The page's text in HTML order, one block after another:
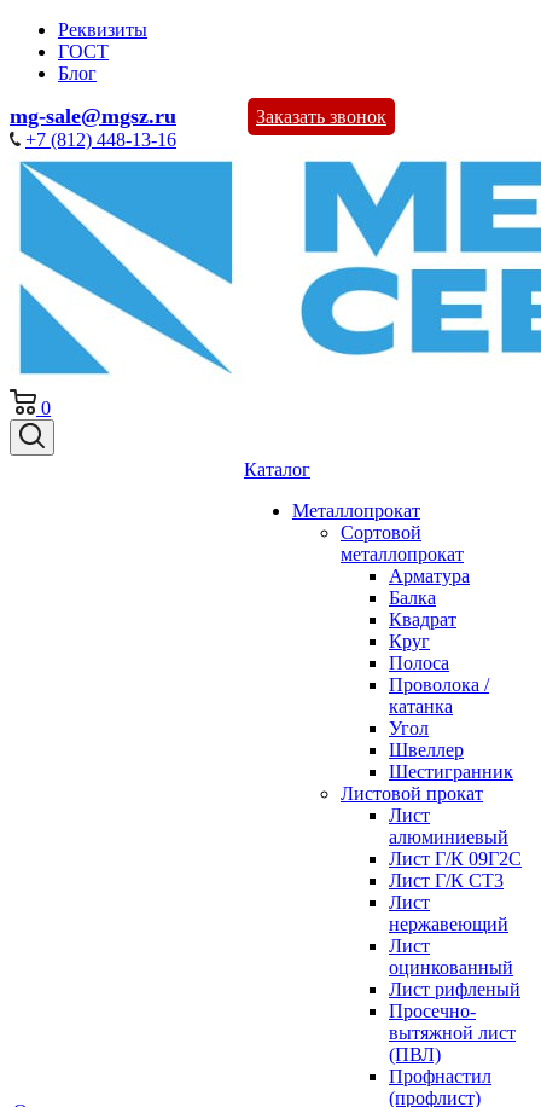
Реквизиты
ГОСТ
Блог
mg-sale@mgsz.ru
Заказать звонок
+7 (812) 448-13-16
0
Каталог
Металлопрокат
Сортовой
металлопрокат
Арматура
Балка
Квадрат
Круг
Полоса
Проволока /
катанка
Угол
Швеллер
Шестигранник
Листовой прокат
Лист
алюминиевый
Лист Г/К 09Г2С
Лист Г/К СТ3
Лист
нержавеющий
Лист
оцинкованный
Лист рифленый
Просечно-
вытяжной лист
(ПВЛ)
Профнастил
(профлист)